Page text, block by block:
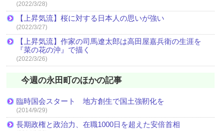
(2022/3/28)
【上昇気流】桜に対する日本人の思いが強い
(2022/3/27)
【上昇気流】作家の司馬遼太郎は高田屋嘉兵衛の生涯を
『菜の花の沖』で描く
(2022/3/26)
今週の永田町のほかの記事
臨時国会スタート 地方創生で国土強靭化を
(2014/9/29)
長期政権と政治力、在職1000日を超えた安倍首相